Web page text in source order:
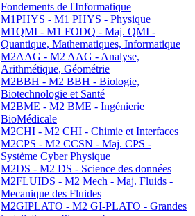
Fondements de l'Informatique
M1PHYS - M1 PHYS - Physique
M1QMI - M1 FODQ - Maj. QMI -
Quantique, Mathematiques, Informatique
M2AAG - M2 AAG - Analyse,
Arithmétique, Géométrie
M2BBH - M2 BBH - Biologie,
Biotechnologie et Santé
M2BME - M2 BME - Ingénierie
BioMédicale
M2CHI - M2 CHI - Chimie et Interfaces
M2CPS - M2 CCSN - Maj. CPS -
Système Cyber Physique
M2DS - M2 DS - Science des données
M2FLUIDS - M2 Mech - Maj. Fluids -
Mecanique des Fluides
M2GIPLATO - M2 GI-PLATO - Grandes